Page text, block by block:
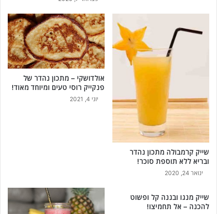
י
שייק קרמבולה מתכון נהדר
ובריא ללא תוספת סוכר!
ינואר 24, 2020
אולדושקי – מתכון נהדר של
פנקייק רוסי טעים ומיוחד מאוד!
יוני 4, 2021
שייק מנגו ובננה קל ופשוט
להכנה – אל תחמיצו!